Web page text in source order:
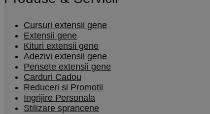
Cursuri extensii gene
Extensii gene
Kituri extensii gene
Adezivi extensii gene
Pensete extensii gene
Carduri Cadou
Reduceri si Promotii
Ingrijire Personala
Stilizare sprancene